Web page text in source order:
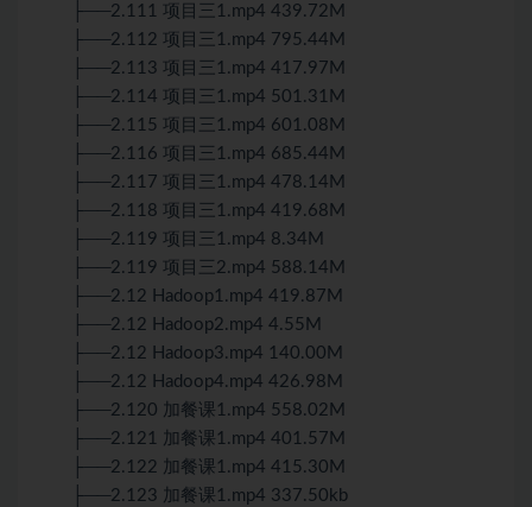
├──2.111 项目三1.mp4 439.72M
├──2.112 项目三1.mp4 795.44M
├──2.113 项目三1.mp4 417.97M
├──2.114 项目三1.mp4 501.31M
├──2.115 项目三1.mp4 601.08M
├──2.116 项目三1.mp4 685.44M
├──2.117 项目三1.mp4 478.14M
├──2.118 项目三1.mp4 419.68M
├──2.119 项目三1.mp4 8.34M
├──2.119 项目三2.mp4 588.14M
├──2.12 Hadoop1.mp4 419.87M
├──2.12 Hadoop2.mp4 4.55M
├──2.12 Hadoop3.mp4 140.00M
├──2.12 Hadoop4.mp4 426.98M
├──2.120 加餐课1.mp4 558.02M
├──2.121 加餐课1.mp4 401.57M
├──2.122 加餐课1.mp4 415.30M
├──2.123 加餐课1.mp4 337.50kb